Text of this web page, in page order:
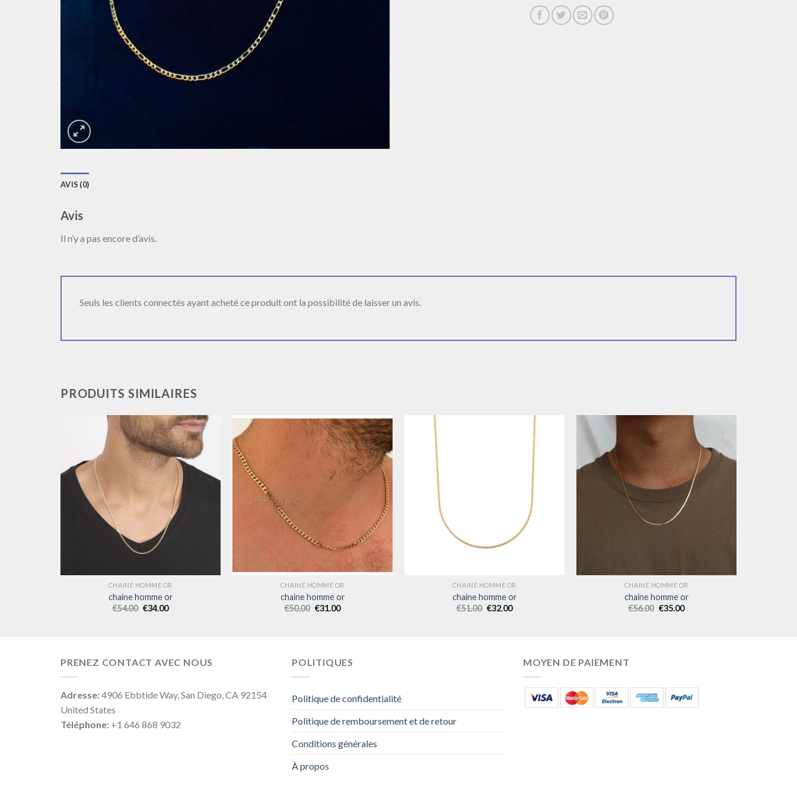
AVIS (0)
Avis
Il n’y a pas encore d’avis.
Seuls les clients connectés ayant acheté ce produit ont la possibilité de laisser un avis.
PRODUITS SIMILAIRES
CHAINE HOMME OR
chaine homme or
€54.00 €34.00
CHAINE HOMME OR
chaine homme or
€50.00 €31.00
CHAINE HOMME OR
chaine homme or
€51.00 €32.00
CHAINE HOMME OR
chaine homme or
€56.00 €35.00
PRENEZ CONTACT AVEC NOUS
Adresse:4906 Ebbtide Way, San Diego, CA 92154
United States
Téléphone: +1 646 868 9032
POLITIQUES
Politique de confidentialité
Politique de remboursement et de retour
Conditions générales
À propos
MOYEN DE PAIEMENT